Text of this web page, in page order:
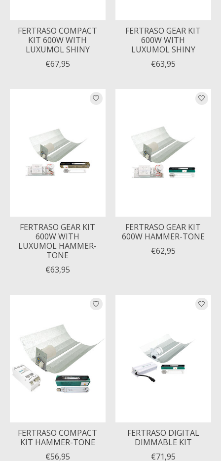
FERTRASO COMPACT
KIT 600W WITH
LUXUMOL SHINY
€67,95
FERTRASO GEAR KIT
600W WITH
LUXUMOL SHINY
€63,95
FERTRASO GEAR KIT
600W WITH
LUXUMOL HAMMER-
TONE
€63,95
FERTRASO GEAR KIT
600W HAMMER-TONE
€62,95
FERTRASO COMPACT
KIT HAMMER-TONE
€56,95
FERTRASO DIGITAL
DIMMABLE KIT
€71,95